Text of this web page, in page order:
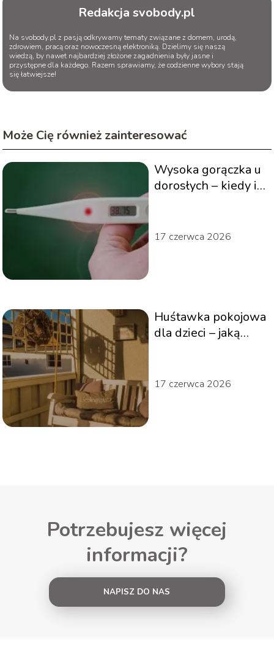
Redakcja svobody.pl
Na svobody.pl z pasją odkrywamy tematy związane z domem, urodą,
zdrowiem, pracą oraz nowoczesną elektroniką. Dzielimy się naszą
wiedzą, by nawet najbardziej złożone zagadnienia były jasne i
przystępne dla każdego. Razem sprawiamy, że codzienne wybory stają
się łatwiejsze!
Może Cię również zainteresować
Wysoka gorączka u
dorosłych – kiedy i
17 czerwca 2026
Huśtawka pokojowa
dla dzieci – jaką
17 czerwca 2026
Potrzebujesz więcej
informacji?
NAPISZ DO NAS